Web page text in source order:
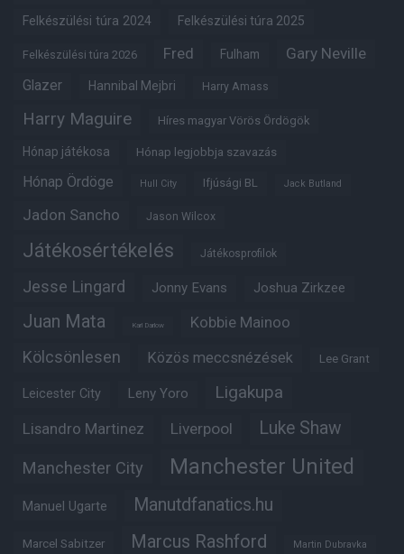
Felkészülési túra 2024 Felkészülési túra 2025
Felkészülési túra 2026 Fred Fulham Gary Neville
Glazer Hannibal Mejbri Harry Amass
Harry Maguire Híres magyar Vörös Ördögök
Hónap játékosa Hónap legjobbja szavazás
Hónap Ördöge Hull City Ifjúsági BL Jack Butland
Jadon Sancho Jason Wilcox
Játékosértékelés Játékosprofilok
Jesse Lingard Jonny Evans Joshua Zirkzee
Juan Mata Karl Darlow Kobbie Mainoo
Kölcsönlesen Közös meccsnézések Lee Grant
Leicester City Leny Yoro Ligakupa
Lisandro Martinez Liverpool Luke Shaw
Manchester City Manchester United
Manuel Ugarte Manutdfanatics.hu
Marcel Sabitzer Marcus Rashford Martin Dubravka